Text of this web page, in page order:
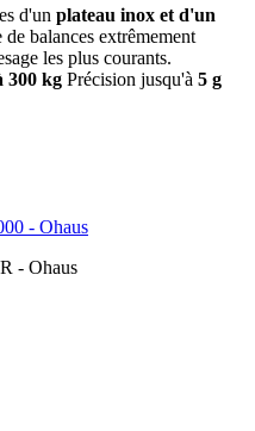
d'un plateau inox et d'un
de balances extrêmement
les plus courants.
300 kg Précision jusqu'à 5 g
- Ohaus
- Ohaus